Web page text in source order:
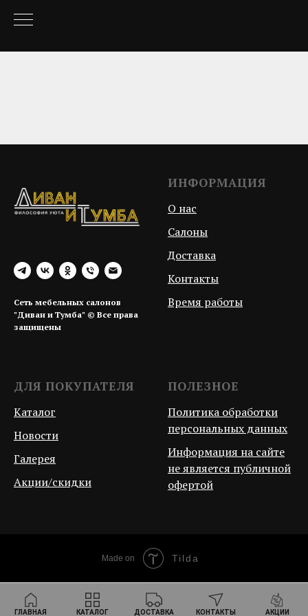
ГЛАВНАЯ КАТАЛОГ ДОСТАВКА КОНТАКТЫ АКЦИИ
Сеть мебельных салонов
"Диван и Тумба" © Все права
защищены
ИНФОРМАЦИЯ
О нас
Салоны
Доставка
Контакты
Время работы
ДЛЯ ПОКУПАТЕЛЯ
Каталог
Новости
Галерея
Акции/скидки
ПОЛЕЗНОЕ
Политика обработки
персональных данных
Информация на сайте
не является публичной
офертой
Made on Tilda